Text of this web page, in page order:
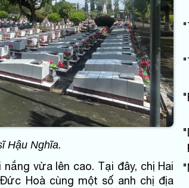
Hậu Nghĩa.
vừa lên cao. Tại đây, chị Hai
Hoà cùng một số anh chị địa
"
"
"
"
"